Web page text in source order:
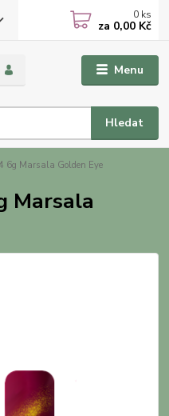
Menu
Hledat
0 ks
za 0,00 Kč
6g Marsala Golden Eye
Marsala